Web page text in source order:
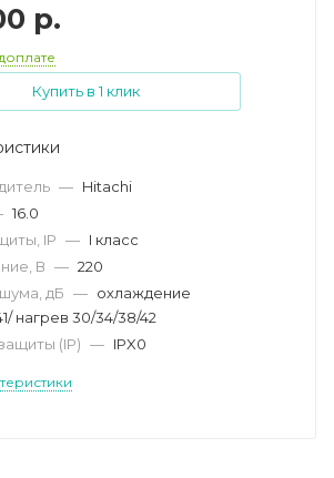
р.
Купить в 1 клик
— Hitachi
16.0
IP — I класс
В — 220
дБ — охлaждение
нагрев 30/34/38/42
(IP) — IPX0